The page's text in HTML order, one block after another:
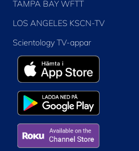
TAMPA BAY WFTT
LOS ANGELES KSCN-TV
Scientology TV-appar